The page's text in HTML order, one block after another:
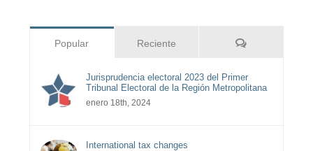
Popular Reciente Comentarios
Jurisprudencia electoral 2023 del Primer
Tribunal Electoral de la Región Metropolitana
enero 18th, 2024
International tax changes